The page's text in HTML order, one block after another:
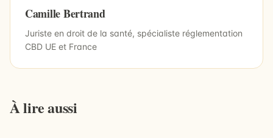
Camille Bertrand
Juriste en droit de la santé, spécialiste réglementation
CBD UE et France
À lire aussi